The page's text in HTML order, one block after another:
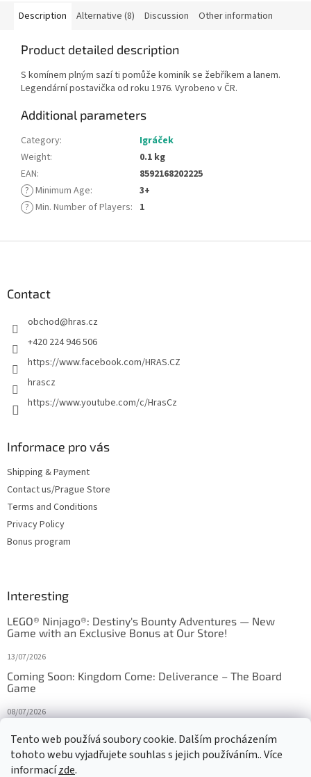
Tento web používá soubory cookie. Dalším procházením
tohoto webu vyjadřujete souhlas s jejich používáním.. Více
informacízde.
Description Alternative (8) Discussion Other information
Product detailed description
S komínem plným sazí ti pomůže kominík se žebříkem a lanem.
Legendární postavička od roku 1976. Vyrobeno v ČR.
Additional parameters
Category:
Igráček
Weight:
0.1 kg
EAN:
8592168202225
? Minimum Age:
3+
? Min. Number of Players: 1
Contact
obchod@hras.cz
+420 224 946 506
https://www.facebook.com/HRAS.CZ
hrascz
https://www.youtube.com/c/HrasCz
Informace pro vás
Shipping & Payment
Contact us/Prague Store
Terms and Conditions
Privacy Policy
Bonus program
Interesting
LEGO® Ninjago®: Destiny's Bounty Adventures — New
Game with an Exclusive Bonus at Our Store!
13/07/2026
Coming Soon: Kingdom Come: Deliverance – The Board
Game
08/07/2026
27/10/2025